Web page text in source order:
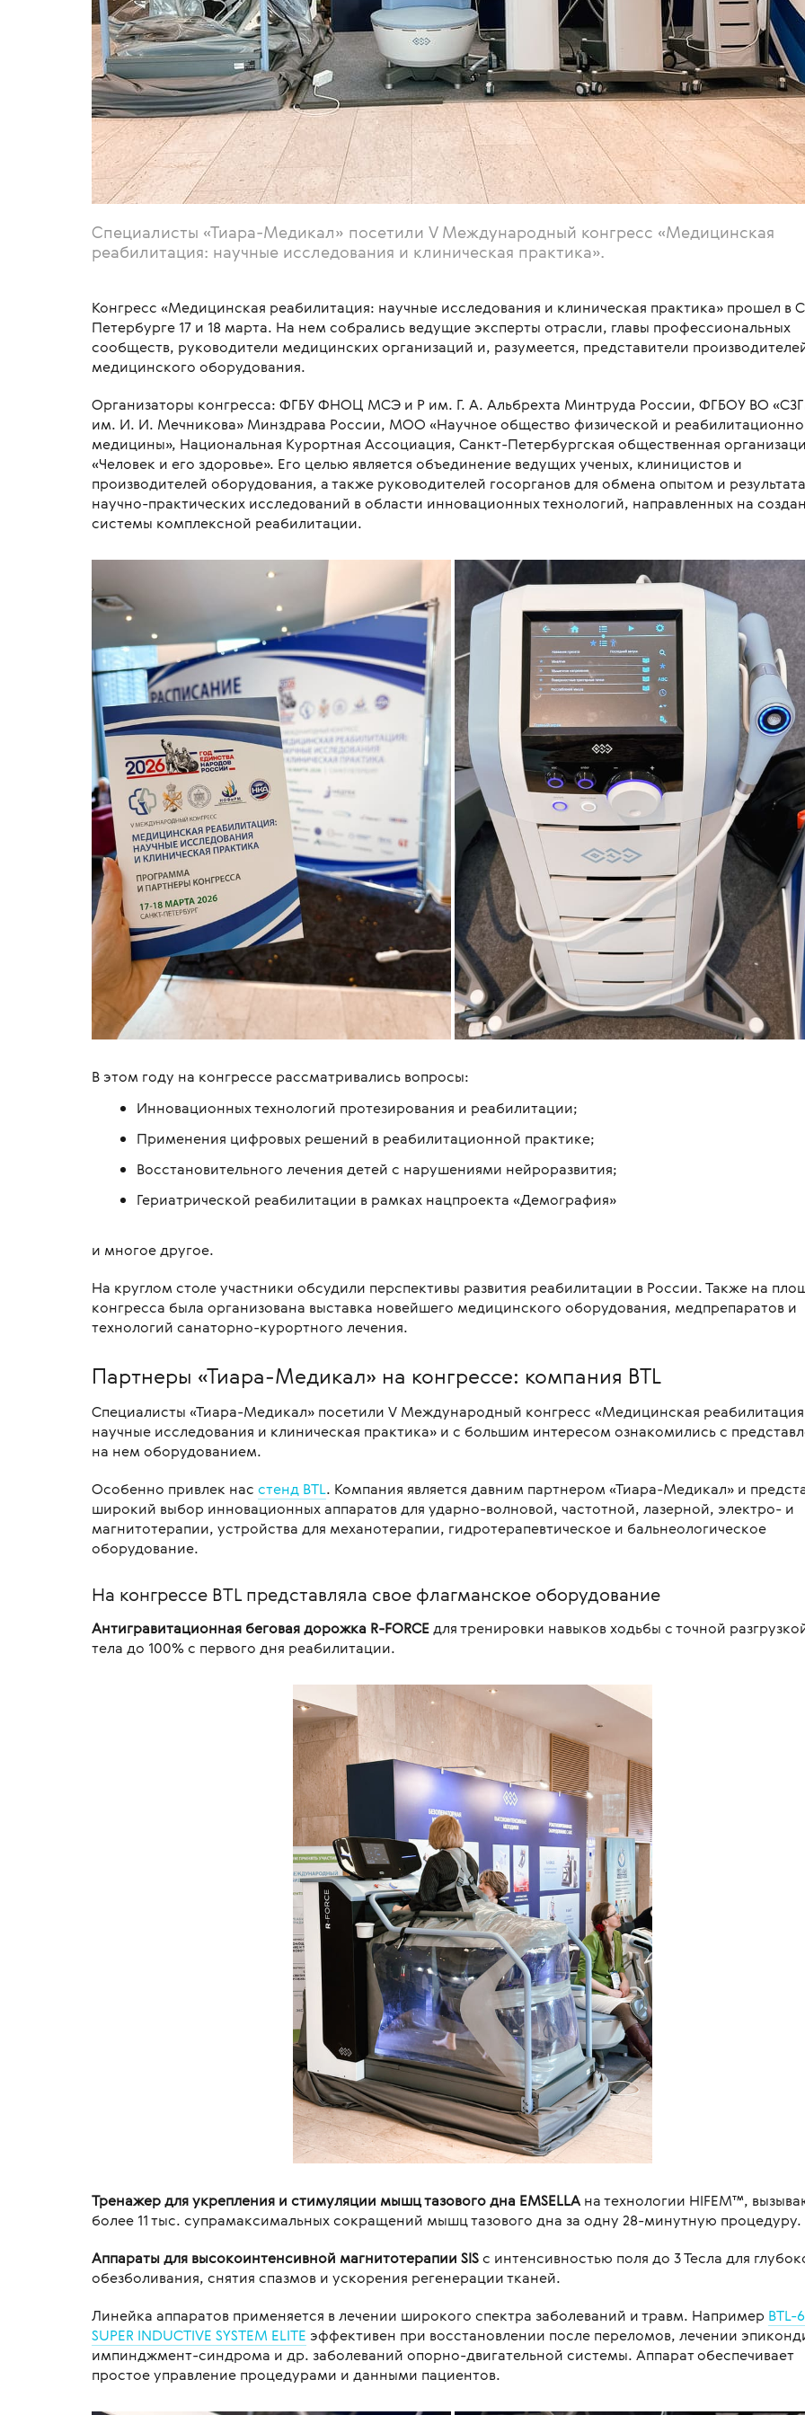
Специалисты «Тиара-Медикал» посетили V Международный конгресс «Медицинская
реабилитация: научные исследования и клиническая практика».
Конгресс «Медицинская реабилитация: научные исследования и клиническая практика» прошел в
Петербурге 17 и 18 марта. На нем собрались ведущие эксперты отрасли, главы профессиональных
сообществ, руководители медицинских организаций и, разумеется, представители
медицинского оборудования.
Организаторы конгресса: ФГБУ ФНОЦ МСЭ и Р им. Г. А. Альбрехта Минтруда России, ФГБОУ ВО
им. И. И. Мечникова» Минздрава России, МОО «Научное общество физической и
медицины», Национальная Курортная Ассоциация, Санкт-Петербургская общественная
«Человек и его здоровье». Его целью является объединение ведущих ученых, клиницистов и
производителей оборудования, а также руководителей госорганов для обмена опытом и
научно-практических исследований в области инновационных технологий, направленных на
системы комплексной реабилитации.
В этом году на конгрессе рассматривались вопросы:
Инновационных технологий протезирования и реабилитации;
Применения цифровых решений в реабилитационной практике;
Восстановительного лечения детей с нарушениями нейроразвития;
Гериатрической реабилитации в рамках нацпроекта «Демография»
и многое другое.
На круглом столе участники обсудили перспективы развития реабилитации в России. Также на
конгресса была организована выставка новейшего медицинского оборудования, медпрепаратов и
технологий санаторно-курортного лечения.
Партнеры «Тиара-Медикал» на конгрессе: компания BTL
Специалисты «Тиара-Медикал» посетили V Международный конгресс «Медицинская
научные исследования и клиническая практика» и с большим интересом ознакомились с
на нем оборудованием.
Особенно привлек нас стенд BTL. Компания является давним партнером «Тиара-Медикал» и
широкий выбор инновационных аппаратов для ударно-волновой, частотной, лазерной, электро- и
магнитотерапии, устройства для механотерапии, гидротерапевтическое и бальнеологическое
оборудование.
На конгрессе BTL представляла свое флагманское оборудование
Антигравитационная беговая дорожка R-FORCEдля тренировки навыков ходьбы с точной
тела до 100% с первого дня реабилитации.
Тренажер для укрепления и стимуляции мышц тазового дна EMSELLAна технологии HIFEM™,
более 11 тыс. супрамаксимальных сокращений мышц тазового дна за одну 28-минутную процедуру.
Аппараты для высокоинтенсивной магнитотерапии SISс интенсивностью поля до 3 Тесла для
обезболивания, снятия спазмов и ускорения регенерации тканей.
Линейка аппаратов применяется в лечении широкого спектра заболеваний и травм. Например BTL-
SUPER INDUCTIVE SYSTEM ELITE эффективен при восстановлении после переломов, лечении
импинджмент-синдрома и др. заболеваний опорно-двигательной системы. Аппарат обеспечивает
простое управление процедурами и данными пациентов.